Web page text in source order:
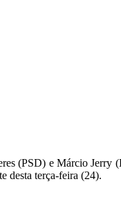
(PSD) e Márcio Jerry
desta terça-feira (24).